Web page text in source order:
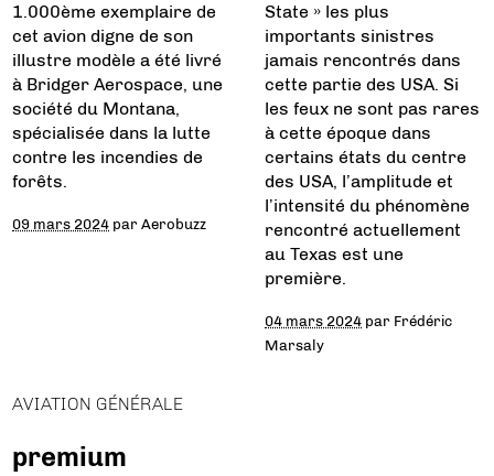
1.000ème exemplaire de
cet avion digne de son
illustre modèle a été livré
à Bridger Aerospace, une
société du Montana,
spécialisée dans la lutte
contre les incendies de
forêts.
09 mars 2024 parAerobuzz
State » les plus
importants sinistres
jamais rencontrés dans
cette partie des USA. Si
les feux ne sont pas rares
à cette époque dans
certains états du centre
des USA, l’amplitude et
l’intensité du phénomène
rencontré actuellement
au Texas est une
première.
04 mars 2024 par Frédéric
Marsaly
AVIATION GÉNÉRALE
premium